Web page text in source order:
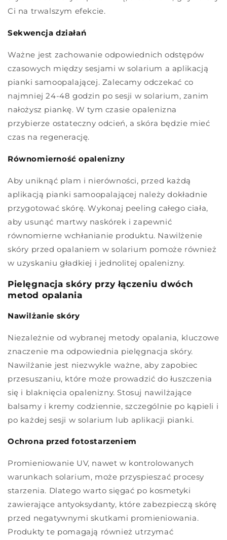
Ci na trwalszym efekcie.
Sekwencja działań
Ważne jest zachowanie odpowiednich odstępów
czasowych między sesjami w solarium a aplikacją
pianki samoopalającej. Zalecamy odczekać co
najmniej 24-48 godzin po sesji w solarium, zanim
nałożysz piankę. W tym czasie opalenizna
przybierze ostateczny odcień, a skóra będzie mieć
czas na regenerację.
Równomierność opalenizny
Aby uniknąć plam i nierówności, przed każdą
aplikacją pianki samoopalającej należy dokładnie
przygotować skórę. Wykonaj peeling całego ciała,
aby usunąć martwy naskórek i zapewnić
równomierne wchłanianie produktu. Nawilżenie
skóry przed opalaniem w solarium pomoże również
w uzyskaniu gładkiej i jednolitej opalenizny.
Pielęgnacja skóry przy łączeniu dwóch
metod opalania
Nawilżanie skóry
Niezależnie od wybranej metody opalania, kluczowe
znaczenie ma odpowiednia pielęgnacja skóry.
Nawilżanie jest niezwykle ważne, aby zapobiec
przesuszaniu, które może prowadzić do łuszczenia
się i blaknięcia opalenizny. Stosuj nawilżające
balsamy i kremy codziennie, szczególnie po kąpieli i
po każdej sesji w solarium lub aplikacji pianki.
Ochrona przed fotostarzeniem
Promieniowanie UV, nawet w kontrolowanych
warunkach solarium, może przyspieszać procesy
starzenia. Dlatego warto sięgać po kosmetyki
zawierające antyoksydanty, które zabezpieczą skórę
przed negatywnymi skutkami promieniowania.
Produkty te pomagają również utrzymać